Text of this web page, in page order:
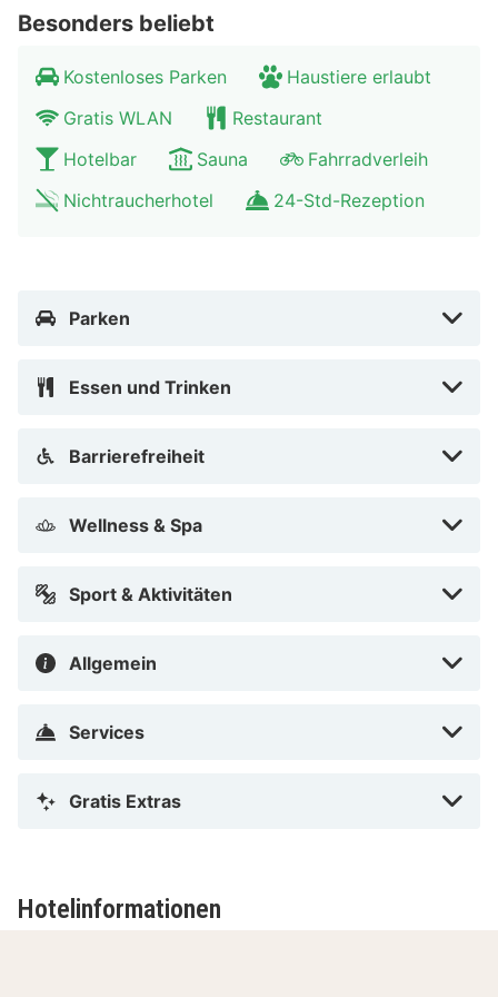
Besuch der Berliner Mauer sollten Sie auch nicht
und entdecken Sie die vielen Cafés und Restaurants.
Besonders beliebt
Kostenloses Parken
Haustiere erlaubt
Gratis WLAN
Restaurant
Hotelbar
Sauna
Fahrradverleih
Nichtraucherhotel
24-Std-Rezeption
Parken
Essen und Trinken
Barrierefreiheit
Wellness & Spa
Sport & Aktivitäten
Allgemein
Services
Gratis Extras
Hotelinformationen